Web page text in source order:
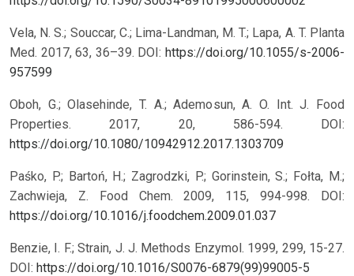
Vela, N. S.; Souccar, C.; Lima-Landman, M. T.; Lapa, A. T. Planta
Med. 2017, 63, 36–39. DOI:https://doi.org/10.1055/s-2006-
957599
Oboh, G.; Olasehinde, T. A.; Ademosun, A. O. Int. J. Food
Properties. 2017, 20, 586-594. DOI:
https://doi.org/10.1080/10942912.2017.1303709
Paśko, P.; Bartoń, H.; Zagrodzki, P.; Gorinstein, S.; Fołta, M.;
Zachwieja, Z. Food Chem. 2009, 115, 994-998. DOI:
https://doi.org/10.1016/j.foodchem.2009.01.037
Benzie, I. F.; Strain, J. J. Methods Enzymol. 1999, 299, 15-27.
DOI: https://doi.org/10.1016/S0076-6879(99)99005-5